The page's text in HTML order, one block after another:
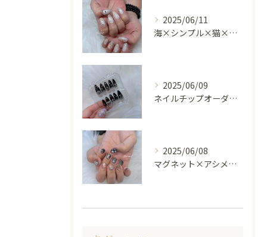
2025/06/11
海×シンプル×猫×上品 nail🐈🐚✨
2025/06/09
ネイルチップオーダー受け付けてます😊🤍
2025/06/08
マグネット×アシメシルバー nail🤍🩶